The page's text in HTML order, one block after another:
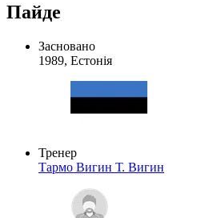
Пайде
Засновано
1989, Естонія
Тренер
Тармо Вигин Т. Вигин